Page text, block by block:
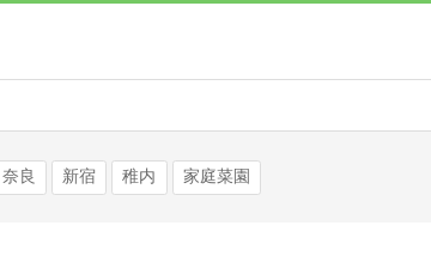
奈良 新宿 稚内 家庭菜園